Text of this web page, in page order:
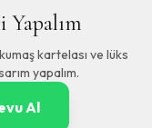
Yapalım
kartelası ve lüks
yapalım.
Al